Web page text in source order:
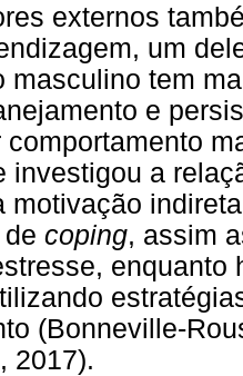
externos
um
masculino tem
e
comportamento
investigou a
motivação
coping, assim
enquanto
(Bonneville-
2017).